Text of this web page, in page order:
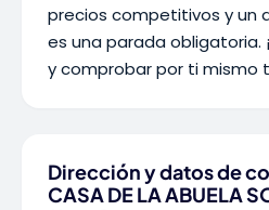
precios competitivos y un
es una parada obligatoria.
y comprobar por ti mismo
Dirección y datos de
CASA DE LA ABUELA